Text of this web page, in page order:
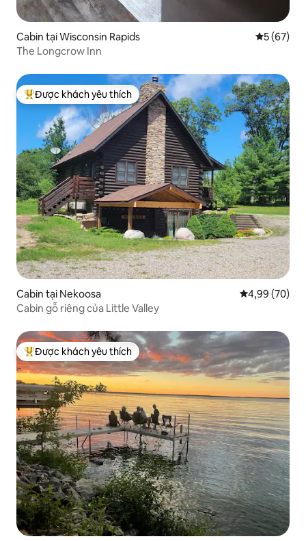
Cabin tại Wisconsin Rapids Xếp hạng
5 (67)
The Longcrow Inn
Được khách yêu thích nhất
Được khách yêu thích
Cabin tại Nekoosa Xếp hạng
4,99 (70)
Cabin gỗ riêng của Little Valley
Được khách yêu thích nhất
Được khách yêu thích